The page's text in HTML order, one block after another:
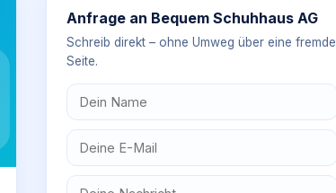
Anfrage an Bequem Schuhhaus AG
Schreib direkt – ohne Umweg über eine fremde
Seite.